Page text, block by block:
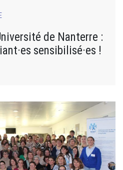
de Nanterre :
sensibilisé·es !